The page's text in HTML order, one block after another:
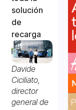
solución
de
recarga
Davide
Ciciliato,
director
general de